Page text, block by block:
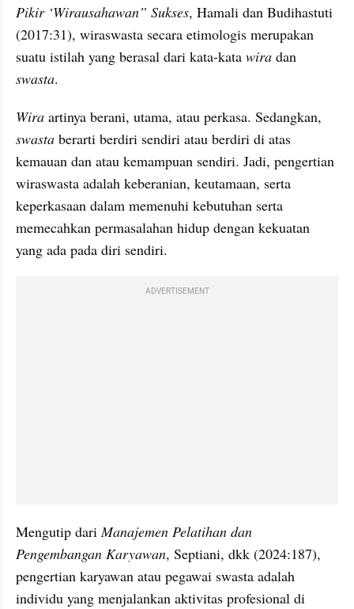
Pikir ‘Wirausahawan” Sukses, Hamali dan Budihastuti
(2017:31), wiraswasta secara etimologis merupakan
suatu istilah yang berasal dari kata-kata wira
swasta.
Wira
swasta berarti berdiri sendiri atau berdiri di atas
kemauan dan atau kemampuan sendiri. Jadi, pengertian
wiraswasta adalah keberanian, keutamaan, serta
keperkasaan dalam memenuhi kebutuhan serta
memecahkan permasalahan hidup dengan kekuatan
yang ada pada diri sendiri.
ADVERTISEMENT
Mengutip dari Manajemen Pelatihan dan
Pengembangan Karyawan, Septiani, dkk (2024:187),
pengertian karyawan atau pegawai swasta adalah
individu yang menjalankan aktivitas profesional di